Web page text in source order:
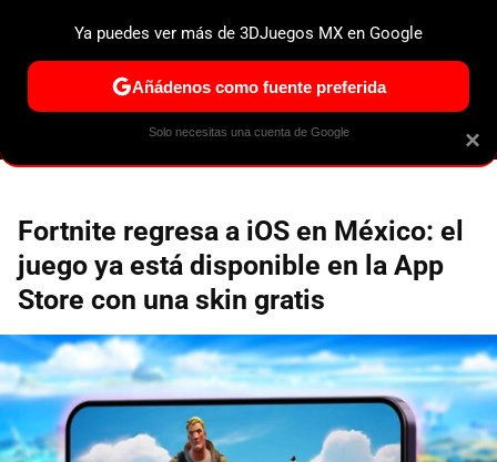
ESPECIALES PS5 NINTENDO SWITCH 2 XBOX
Fortnite regresa a iOS en México: el
juego ya está disponible en la App
Store con una skin gratis
×
Ya puedes ver más de 3DJuegos MX en Google
Añádenos como fuente preferida
Solo necesitas una cuenta de Google